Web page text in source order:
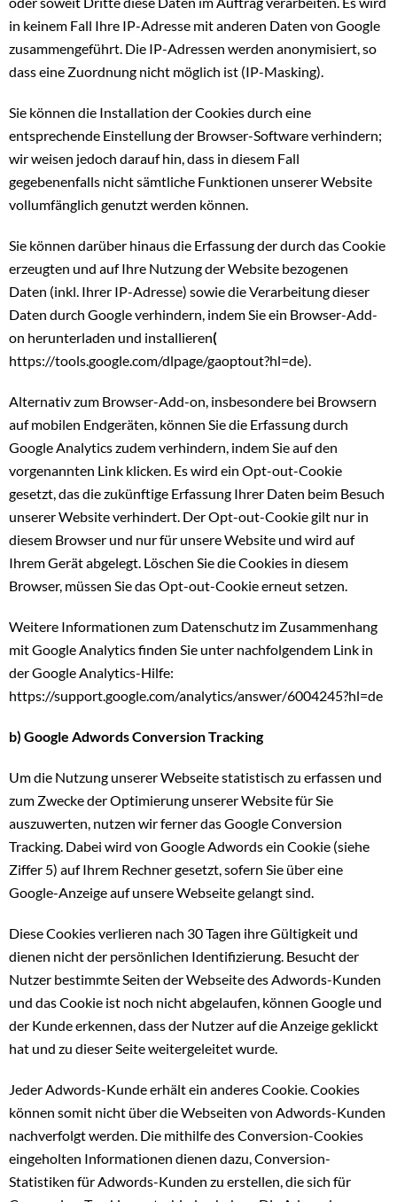
in keinem Fall Ihre IP-Adresse mit anderen Daten von Google
zusammengeführt. Die IP-Adressen werden anonymisiert, so
dass eine Zuordnung nicht möglich ist (IP-Masking).
Sie können die Installation der Cookies durch eine
entsprechende Einstellung der Browser-Software verhindern;
wir weisen jedoch darauf hin, dass in diesem Fall
gegebenenfalls nicht sämtliche Funktionen unserer Website
vollumfänglich genutzt werden können.
Sie können darüber hinaus die Erfassung der durch das Cookie
erzeugten und auf Ihre Nutzung der Website bezogenen
Daten (inkl. Ihrer IP-Adresse) sowie die Verarbeitung dieser
Daten durch Google verhindern, indem Sie ein Browser-Add-
on herunterladen und installieren(
https://tools.google.com/dlpage/gaoptout?hl=de).
Alternativ zum Browser-Add-on, insbesondere bei Browsern
auf mobilen Endgeräten, können Sie die Erfassung durch
Google Analytics zudem verhindern, indem Sie auf den
vorgenannten Link klicken. Es wird ein Opt-out-Cookie
gesetzt, das die zukünftige Erfassung Ihrer Daten beim Besuch
unserer Website verhindert. Der Opt-out-Cookie gilt nur in
diesem Browser und nur für unsere Website und wird auf
Ihrem Gerät abgelegt. Löschen Sie die Cookies in diesem
Browser, müssen Sie das Opt-out-Cookie erneut setzen.
Weitere Informationen zum Datenschutz im Zusammenhang
mit Google Analytics finden Sie unter nachfolgendem Link in
der Google Analytics-Hilfe:
https://support.google.com/analytics/answer/6004245?hl=de
b) Google Adwords Conversion Tracking
Um die Nutzung unserer Webseite statistisch zu erfassen und
zum Zwecke der Optimierung unserer Website für Sie
auszuwerten, nutzen wir ferner das Google Conversion
Tracking. Dabei wird von Google Adwords ein Cookie (siehe
Ziffer 5) auf Ihrem Rechner gesetzt, sofern Sie über eine
Google-Anzeige auf unsere Webseite gelangt sind.
Diese Cookies verlieren nach 30 Tagen ihre Gültigkeit und
dienen nicht der persönlichen Identifizierung. Besucht der
Nutzer bestimmte Seiten der Webseite des Adwords-Kunden
und das Cookie ist noch nicht abgelaufen, können Google und
der Kunde erkennen, dass der Nutzer auf die Anzeige geklickt
hat und zu dieser Seite weitergeleitet wurde.
Jeder Adwords-Kunde erhält ein anderes Cookie. Cookies
können somit nicht über die Webseiten von Adwords-Kunden
nachverfolgt werden. Die mithilfe des Conversion-Cookies
eingeholten Informationen dienen dazu, Conversion-
Statistiken für Adwords-Kunden zu erstellen, die sich für